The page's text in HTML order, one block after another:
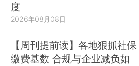
度
2026年08月08日
【周刊提前读】各地狠抓社保
缴费基数 合规与企业减负如